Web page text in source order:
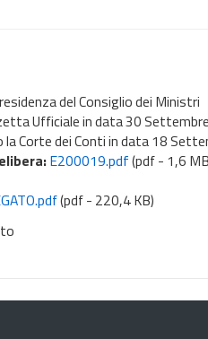
del Consiglio dei Ministri
Ufficiale in data30
Corte dei Conti in data18
E200019.pdf(pdf - 1,6
(pdf - 220,4 KB)